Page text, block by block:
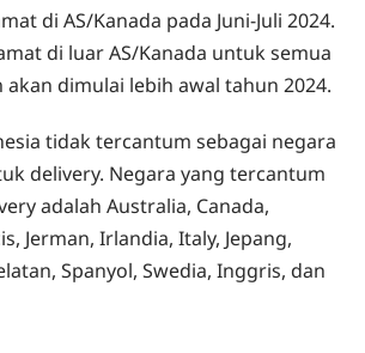
di AS/Kanada pada Juni-Juli 2024.
di luar AS/Kanada untuk semua
dimulai lebih awal tahun 2024.
tidak tercantum sebagai negara
delivery. Negara yang tercantum
adalah Australia, Canada,
Jerman, Irlandia, Italy, Jepang,
Spanyol, Swedia, Inggris, dan